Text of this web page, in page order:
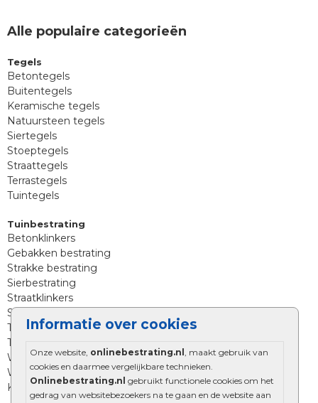
Informatie over cookies
Onze website, onlinebestrating.nl , maakt gebruik van
cookies en daarmee vergelijkbare technieken.
Onlinebestrating.nl gebruikt functionele cookies om het
gedrag van websitebezoekers na te gaan en de website aan
Alle populaire categorieën
Tegels
Betontegels
Buitentegels
Keramische tegels
Natuursteen tegels
Siertegels
Stoeptegels
Straattegels
Terrastegels
Tuintegels
Tuinbestrating
Betonklinkers
Gebakken bestrating
Strakke bestrating
Sierbestrating
Straatklinkers
Straatstenen
Trommelstenen
Tuinstenen
Waalformaat
Wildverband bestrating
Kingstones